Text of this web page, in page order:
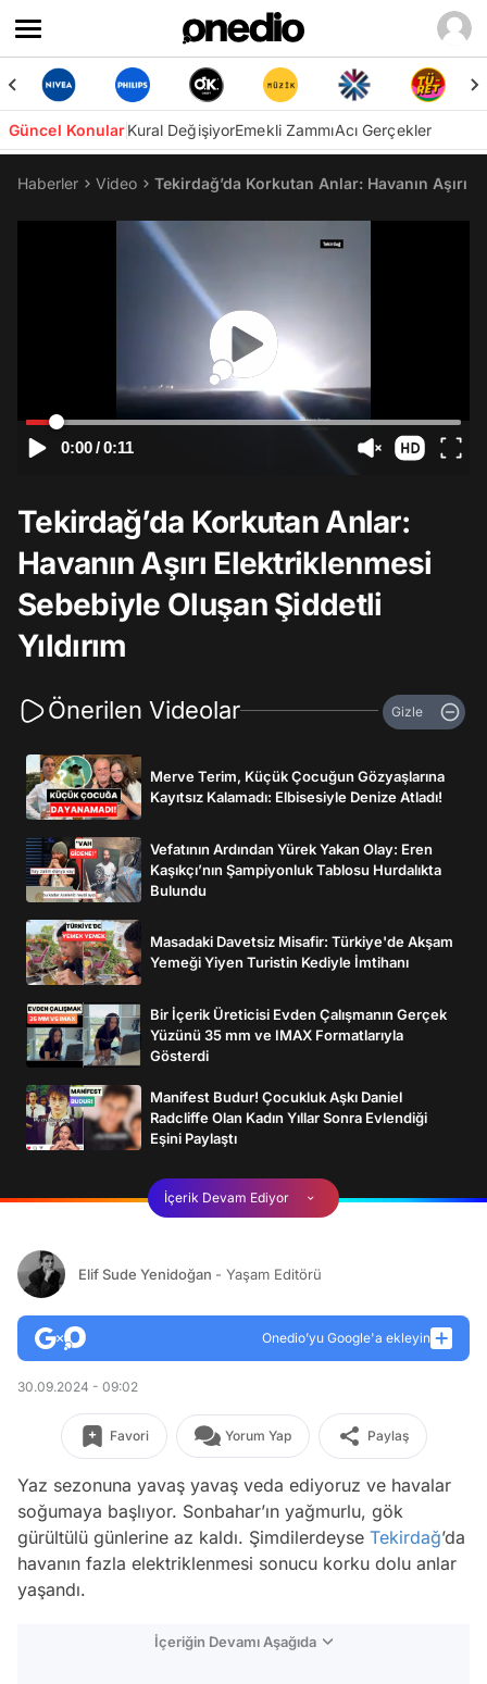
Güncel KonularKural DeğişiyorEmekli ZammıAcı Gerçekler
Haberler Video Tekirdağ’da Korkutan Anlar: Havanın Aşırı
0:00/0:11
Tekirdağ’da Korkutan Anlar:
Havanın Aşırı Elektriklenmesi
Sebebiyle Oluşan Şiddetli
Yıldırım
Önerilen Videolar Gizle
Merve Terim, Küçük Çocuğun Gözyaşlarına
Kayıtsız Kalamadı: Elbisesiyle Denize Atladı!
Vefatının Ardından Yürek Yakan Olay: Eren
Kaşıkçı’nın Şampiyonluk Tablosu Hurdalıkta
Bulundu
Masadaki Davetsiz Misafir: Türkiye'de Akşam
Yemeği Yiyen Turistin Kediyle İmtihanı
Bir İçerik Üreticisi Evden Çalışmanın Gerçek
Yüzünü 35 mm ve IMAX Formatlarıyla
Gösterdi
Manifest Budur! Çocukluk Aşkı Daniel
Radcliffe Olan Kadın Yıllar Sonra Evlendiği
Eşini Paylaştı
İçerik Devam Ediyor
Elif Sude Yenidoğan - Yaşam Editörü
Onedio’yu Google'a ekleyin
30.09.2024 - 09:02
Favori Yorum Yap Paylaş
Yaz sezonuna yavaş yavaş veda ediyoruz ve havalar
soğumaya başlıyor. Sonbahar’ın yağmurlu, gök
gürültülü günlerine az kaldı. Şimdilerdeyse Tekirdağ’da
havanın fazla elektriklenmesi sonucu korku dolu anlar
yaşandı.
İçeriğin Devamı Aşağıda